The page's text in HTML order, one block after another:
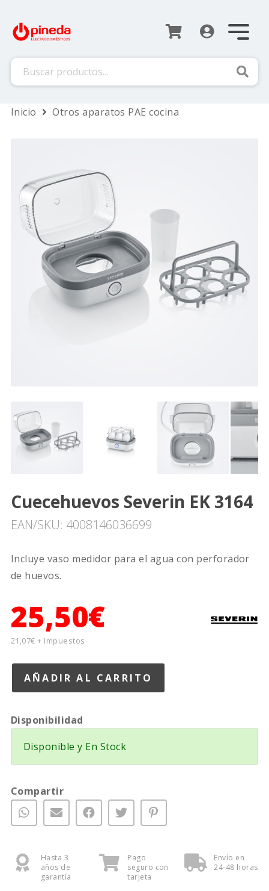
Inicio
 Otros aparatos PAE cocina
Cuecehuevos Severin EK 3164
EAN/SKU: 4008146036699
Incluye vaso medidor para el agua con perforador
de huevos.
25,50€
21,07€ + Impuestos
Disponibilidad
Disponible y En Stock
Compartir
Hasta 3
años de
garantía
Pago
seguro con
tarjeta
Envío en
24-48 horas